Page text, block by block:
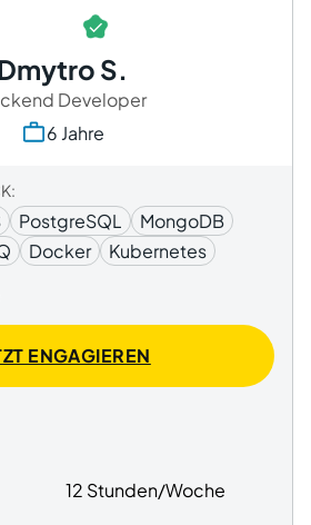
S.
Developer
6 Jahre
PostgreSQL
MongoDB
Docker
Kubernetes
ENGAGIEREN
12 Stunden/Woche